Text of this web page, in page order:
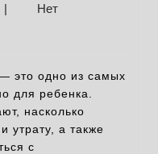
|
Нет
— это одно из самых
для ребенка.
насколько
утрату, а также
с